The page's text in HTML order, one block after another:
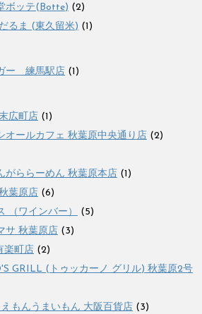
ボッテ(Botte) (2)
るま (東久留米) (1)
ー 練馬駅店 (1)
広町店 (1)
オールカフェ 秋葉原中央通り店 (2)
がららーめん 秋葉原本店 (1)
葉原店 (6)
（ワインバー）
(5)
サ 秋葉原店 (3)
楽町店 (2)
GRILL (トゥッカーノ グリル) 秋葉原2号
もんうまいもん 大阪百貨店 (3)